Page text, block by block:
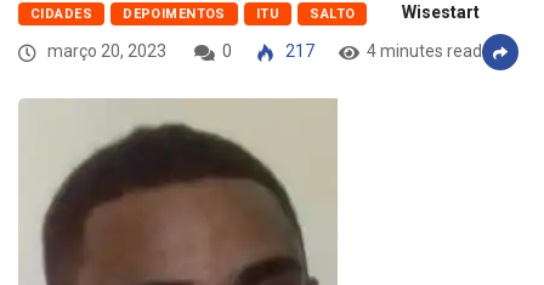
CIDADES DEPOIMENTOS ITU SALTO
Wisestart
março 20, 2023
0 217 4 minutes read